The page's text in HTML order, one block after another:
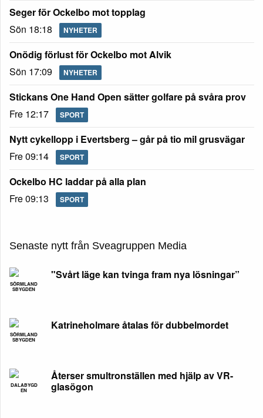
Seger för Ockelbo mot topplag
Sön 18:18
NYHETER
Onödig förlust för Ockelbo mot Alvik
Sön 17:09
NYHETER
Stickans One Hand Open sätter golfare på svåra prov
Fre 12:17
SPORT
Nytt cykellopp i Evertsberg – går på tio mil grusvägar
Fre 09:14
SPORT
Ockelbo HC laddar på alla plan
Fre 09:13
SPORT
Senaste nytt från Sveagruppen Media
SÖRMLAND
SBYGDEN
"Svårt läge kan tvinga fram nya lösningar”
SÖRMLAND
SBYGDEN
Katrineholmare åtalas för dubbelmordet
DALABYGD
EN
Återser smultronställen med hjälp av VR-
glasögon